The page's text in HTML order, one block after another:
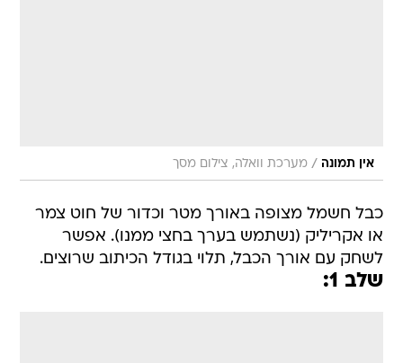
אין תמונה / מערכת וואלה, צילום מסך
כבל חשמל מצופה באורך מטר וכדור של חוט צמר
או אקריליק (נשתמש בערך בחצי ממנו). אפשר
לשחק עם אורך הכבל, תלוי בגודל הכיתוב שרוצים.
שלב 1: